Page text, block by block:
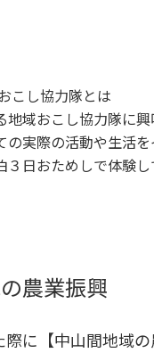
こし協力隊とは
地域おこし協力隊に
の実際の活動や生活
３日おためしで体験
農業振興
に【中山間地域